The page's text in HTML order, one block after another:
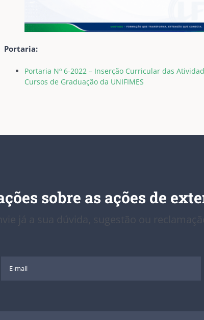
Portaria:
Portaria Nº 6-2022 – Inserção Curricular das
Cursos de Graduação da UNIFIMES
sobre as ações de
já a sua dúvida, sugestão ou reclamação!